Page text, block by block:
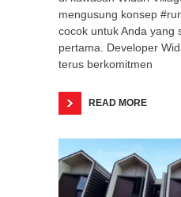
mengusung konsep
cocok untuk Anda yang
pertama. Developer
terus berkomitmen
READ MORE